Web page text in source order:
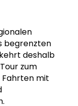
begrenzten
deshalb
zum
Fahrten mit